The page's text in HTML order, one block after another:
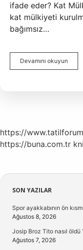
ifade eder? Kat
kat mülkiyeti
bağımsız…
Devamını okuyun
Hisse
https://
https://buna.com.tr
Sidebar
SON YAZILAR
Spor ayakkabının ön
Ağustos 8, 2026
Josip Broz Tito nasıl öldü
Ağustos 7, 2026